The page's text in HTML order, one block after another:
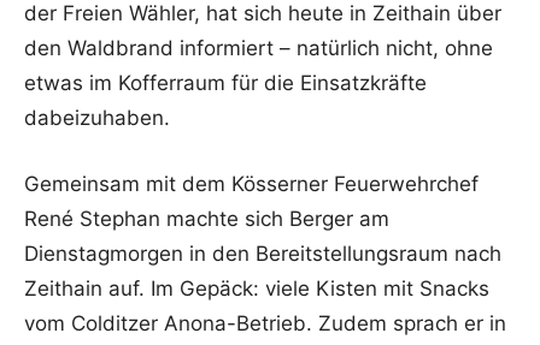
der Freien Wähler, hat sich heute in Zeithain über
den Waldbrand informiert – natürlich nicht, ohne
etwas im Kofferraum für die Einsatzkräfte
dabeizuhaben.
Gemeinsam mit dem Kösserner Feuerwehrchef
René Stephan machte sich Berger am
Dienstagmorgen in den Bereitstellungsraum nach
Zeithain auf. Im Gepäck: viele Kisten mit Snacks
vom Colditzer Anona-Betrieb. Zudem sprach er in